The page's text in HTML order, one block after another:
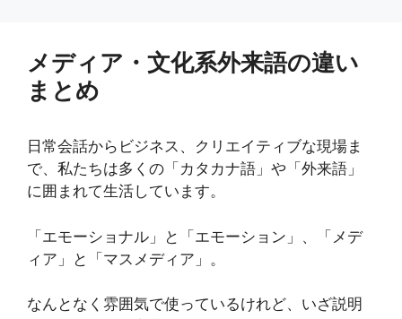
メディア・文化系外来語の違い
まとめ
日常会話からビジネス、クリエイティブな現場ま
で、私たちは多くの「カタカナ語」や「外来語」
に囲まれて生活しています。
「エモーショナル」と「エモーション」、「メデ
ィア」と「マスメディア」。
なんとなく雰囲気で使っているけれど、いざ説明